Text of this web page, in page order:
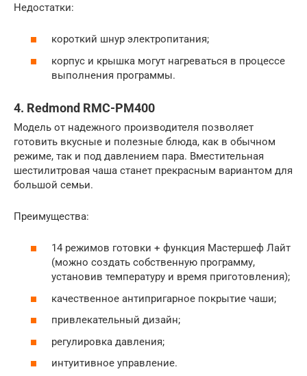
Недостатки:
короткий шнур электропитания;
корпус и крышка могут нагреваться в процессе
выполнения программы.
4. Redmond RMC-PM400
Модель от надежного производителя позволяет
готовить вкусные и полезные блюда, как в обычном
режиме, так и под давлением пара. Вместительная
шестилитровая чаша станет прекрасным вариантом для
большой семьи.
Преимущества:
14 режимов готовки + функция Мастершеф Лайт
(можно создать собственную программу,
установив температуру и время приготовления);
качественное антипригарное покрытие чаши;
привлекательный дизайн;
регулировка давления;
интуитивное управление.